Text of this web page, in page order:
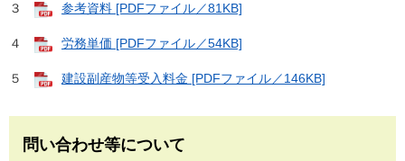
３ 参考資料 [PDFファイル／81KB]
４ 労務単価 [PDFファイル／54KB]
５ 建設副産物等受入料金 [PDFファイル／146KB]
問い合わせ等について